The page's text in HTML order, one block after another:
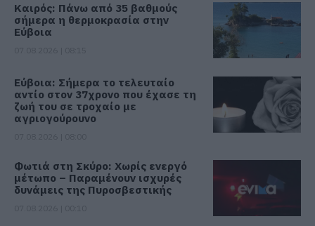
Καιρός: Πάνω από 35 βαθμούς
σήμερα η θερμοκρασία στην
Εύβοια
Εύβοια: Σήμερα το τελευταίο
αντίο στον 37χρονο που έχασε τη
ζωή του σε τροχαίο με
αγριογούρουνο
Φωτιά στη Σκύρο: Χωρίς ενεργό
μέτωπο – Παραμένουν ισχυρές
δυνάμεις της Πυροσβεστικής